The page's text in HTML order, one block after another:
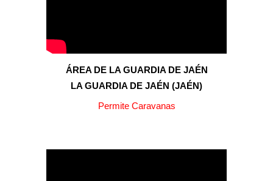
ÁREA DE LA GUARDIA DE JAÉN
LA GUARDIA DE JAÉN (JAÉN)
Permite Caravanas